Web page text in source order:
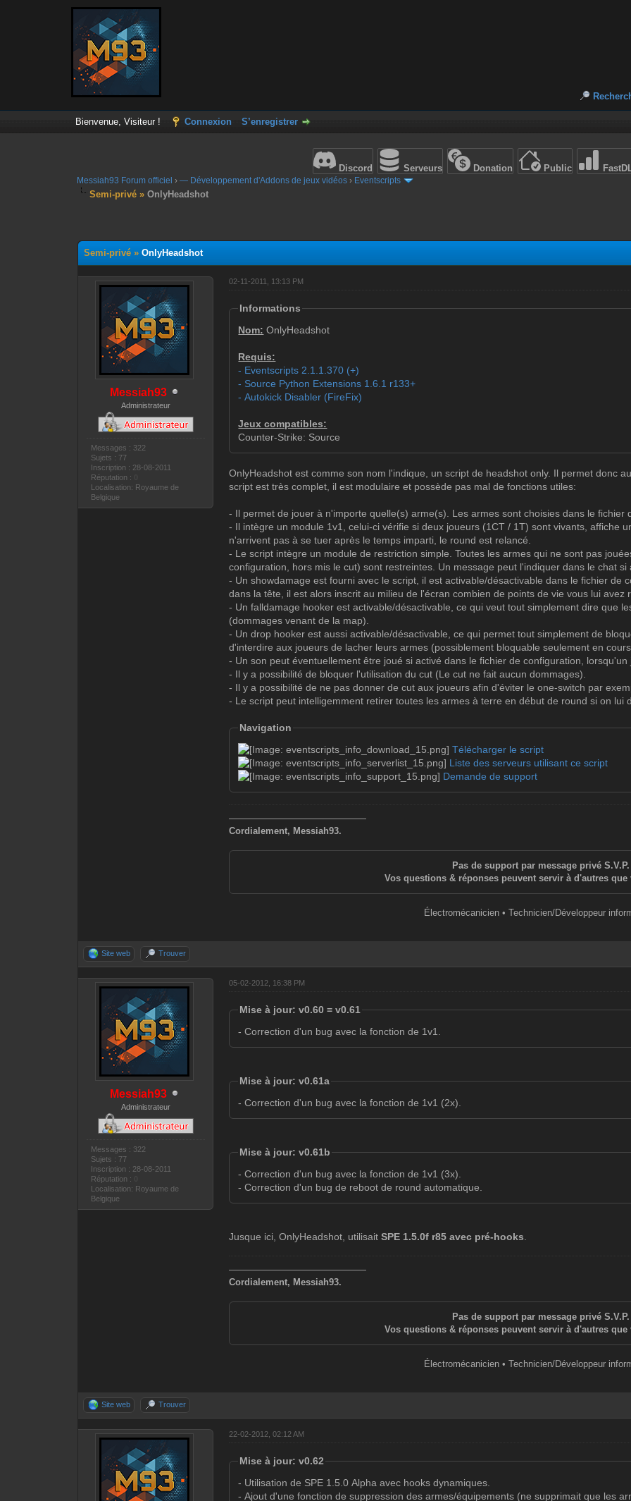
Bienvenue, Visiteur ! Connexion S’enregistrer
Discord Serveurs Donation Public
Messiah93 Forum officiel ›— Développement d'Addons de jeux vidéos › Eventscripts
Semi-privé » OnlyHeadshot
Semi-privé » OnlyHeadshot
Messiah93
Administrateur
Messages : 322
Sujets : 77
Inscription : 28-08-2011
Réputation :
Localisation: Royaume de
Belgique
02-11-2011, 13:13 PM
Informations
Nom: OnlyHeadshot
Requis:
- Eventscripts 2.1.1.370 (+)
- Source Python Extensions 1.6.1 r133+
- Autokick Disabler (FireFix)
Jeux compatibles:
Counter-Strike: Source
OnlyHeadshot est comme son nom l'indique, un script de headshot only. Il permet donc
script est très complet, il est modulaire et possède pas mal de fonctions utiles:
- Il permet de jouer à n'importe quelle(s) arme(s). Les armes sont choisies dans le fichier
- Il intègre un module 1v1, celui-ci vérifie si deux joueurs (1CT / 1T) sont vivants, affiche
n'arrivent pas à se tuer après le temps imparti, le round est relancé.
- Le script intègre un module de restriction simple. Toutes les armes qui ne sont pas
configuration, hors mis le cut) sont restreintes. Un message peut l'indiquer dans le chat si
- Un showdamage est fourni avec le script, il est activable/désactivable dans le fichier de
dans la tête, il est alors inscrit au milieu de l'écran combien de points de vie vous lui avez
- Un falldamage hooker est activable/désactivable, ce qui veut tout simplement dire que
(dommages venant de la map).
- Un drop hooker est aussi activable/désactivable, ce qui permet tout simplement de
d'interdire aux joueurs de lacher leurs armes (possiblement bloquable seulement en
- Un son peut éventuellement être joué si activé dans le fichier de configuration,
- Il y a possibilité de bloquer l'utilisation du cut (Le cut ne fait aucun dommages).
- Il y a possibilité de ne pas donner de cut aux joueurs afin d'éviter le one-switch par
- Le script peut intelligemment retirer toutes les armes à terre en début de round si on lui
Navigation
Télécharger le script
Liste des serveurs utilisant ce script
Demande de support
———————————————
Cordialement, Messiah93.
Pas de support par message privé S.V.P.
Vos questions & réponses peuvent servir à d'autres que
Électromécanicien • Technicien/Développeur
Site web Trouver
Messiah93
Administrateur
Messages : 322
Sujets : 77
Inscription : 28-08-2011
Réputation :
Localisation: Royaume de
Belgique
05-02-2012, 16:38 PM
Mise à jour: v0.60 = v0.61
- Correction d'un bug avec la fonction de 1v1.
Mise à jour: v0.61a
- Correction d'un bug avec la fonction de 1v1 (2x).
Mise à jour: v0.61b
- Correction d'un bug avec la fonction de 1v1 (3x).
- Correction d'un bug de reboot de round automatique.
Jusque ici, OnlyHeadshot, utilisaitSPE 1.5.0f r85 avec pré-hooks
———————————————
Cordialement, Messiah93.
Pas de support par message privé S.V.P.
Vos questions & réponses peuvent servir à d'autres que
Électromécanicien • Technicien/Développeur
Site web Trouver
22-02-2012, 02:12 AM
Mise à jour: v0.62
- Utilisation de SPE 1.5.0 Alpha avec hooks dynamiques.
- Ajout d'une fonction de suppression des armes/équipements (ne supprimait que les